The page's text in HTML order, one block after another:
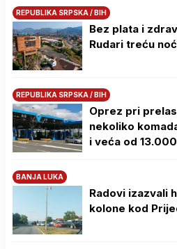
REPUBLIKA SRPSKA / BIH
Bez plata i
Rudari treću
REPUBLIKA SRPSKA / BIH
Oprez pri
nekoliko
i veća od
BANJA LUKA
Radovi izazvali
kolone kod